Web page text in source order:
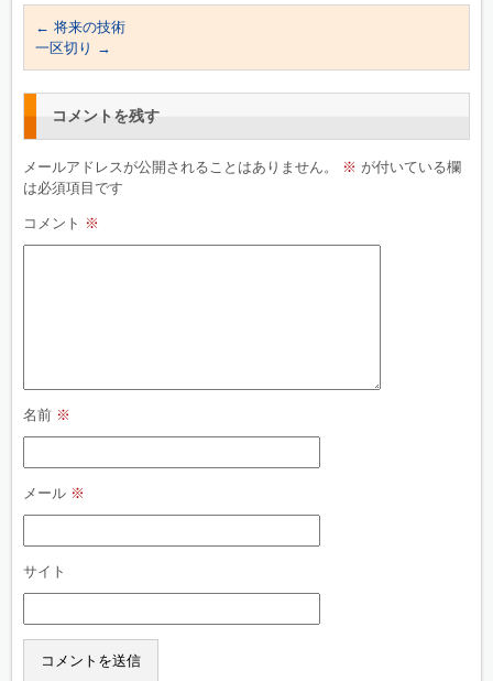
← 将来の技術
一区切り →
コメントを残す
メールアドレスが公開されることはありません。 ※ が付いている欄
は必須項目です
コメント ※
名前 ※
メール ※
サイト